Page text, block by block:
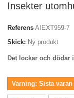
Insekter
Referens AIEXT959-7
Skick: Ny produkt
Det lockar och dödar
Varning: Sista